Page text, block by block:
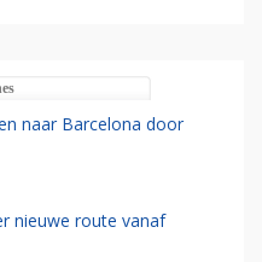
naar Barcelona door
nieuwe route vanaf